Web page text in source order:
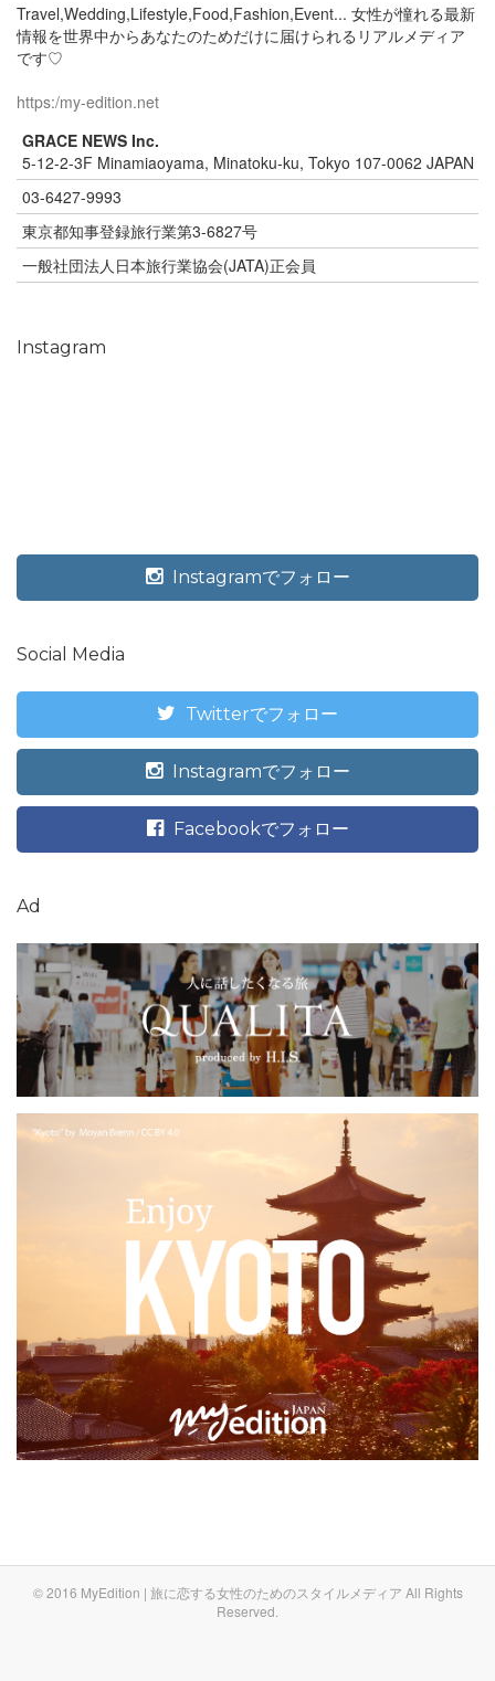
Travel,Wedding,Lifestyle,Food,Fashion,Event... 女性が憧れる最新
情報を世界中からあなたのためだけに届けられるリアルメディア
です♡
https:/my-edition.net
GRACE NEWS Inc.
5-12-2-3F Minamiaoyama, Minatoku-ku, Tokyo 107-0062 JAPAN
03-6427-9993
東京都知事登録旅行業第3-6827号
一般社団法人日本旅行業協会(JATA)正会員
Instagram
Instagramでフォロー
Social Media
Twitterでフォロー
Instagramでフォロー
Facebookでフォロー
Ad
© 2016 MyEdition | 旅に恋する女性のためのスタイルメディア All Rights
Reserved.